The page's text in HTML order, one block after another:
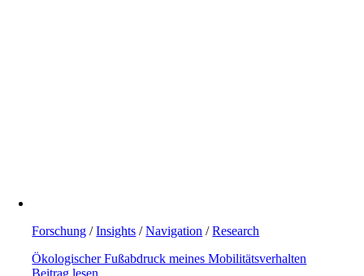
Forschung /Insights /Navigation /Research
Ökologischer Fußabdruck meines Mobilitätsverhalten
Beitrag lesen